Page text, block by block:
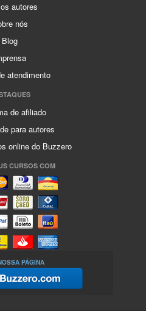
autores
nós
Blog
atendimento
de afiliado
para autores
online do Buzzero
CURSOS COM
PÁGINA